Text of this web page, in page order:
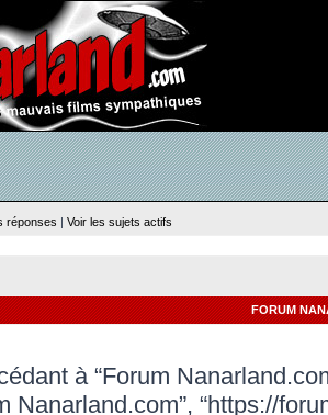
réponses | Voir les sujets actifs
FORUM
à “Forum
Nanarland.com”, “https://